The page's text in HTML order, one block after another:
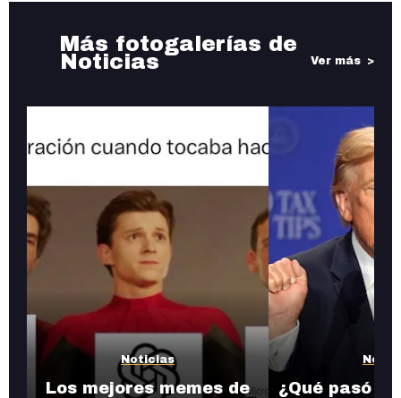
Más fotogalerías de
Noticias Ver más
Noticias
Los mejores memes de
¿Qué pasó